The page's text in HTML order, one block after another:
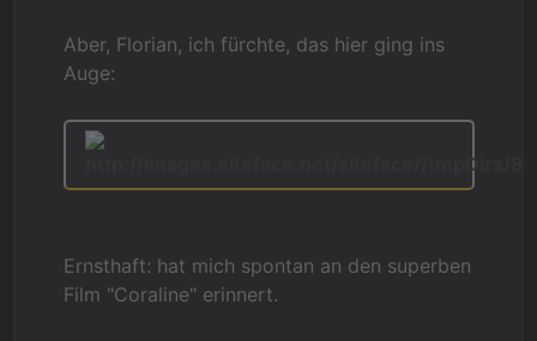
Aber, Florian, ich fürchte, das hier ging ins
Auge:
Ernsthaft: hat mich spontan an den superben
Film "Coraline" erinnert.